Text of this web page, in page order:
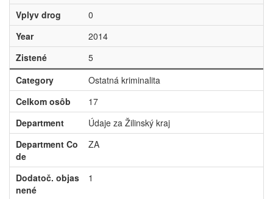
Vplyv drog
0
Year
2014
Zistené
5
Category
Ostatná kriminalita
Celkom osôb
17
Department
Údaje za Žilinský kraj
Department Co
de
ZA
Dodatoč. objas
nené
1